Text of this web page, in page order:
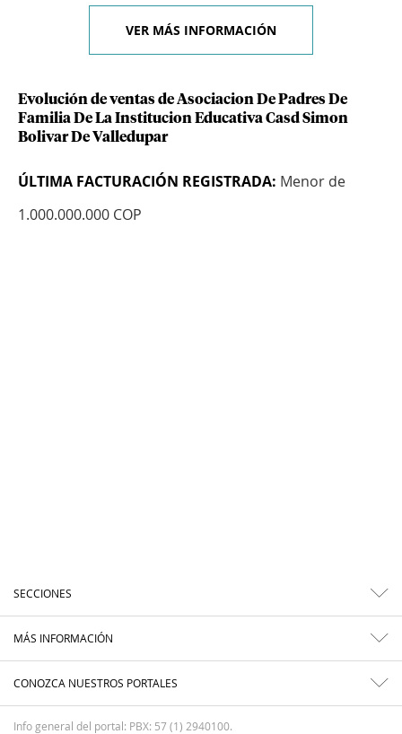
VER MÁS INFORMACIÓN
Evolución de ventas de Asociacion De Padres De
Familia De La Institucion Educativa Casd Simon
Bolivar De Valledupar
ÚLTIMA FACTURACIÓN REGISTRADA: Menor de
1.000.000.000 COP
SECCIONES
MÁS INFORMACIÓN
CONOZCA NUESTROS PORTALES
Info general del portal: PBX: 57 (1) 2940100.